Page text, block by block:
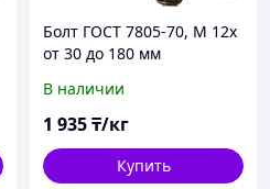
Болт ГОСТ 7805-70, М 12х
от 30 до 180 мм
В наличии
1 935₸/кг
Купить